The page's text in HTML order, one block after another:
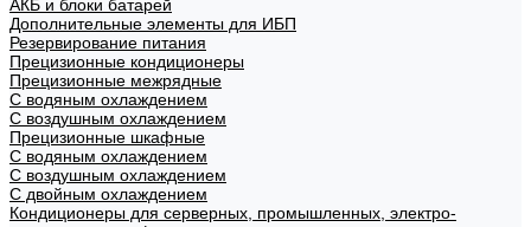
АКБ и блоки батарей
Дополнительные элементы для ИБП
Резервирование питания
Прецизионные кондиционеры
Прецизионные межрядные
С водяным охлаждением
С воздушным охлаждением
Прецизионные шкафные
С водяным охлаждением
С воздушным охлаждением
С двойным охлаждением
Кондиционеры для серверных, промышленных, электро-